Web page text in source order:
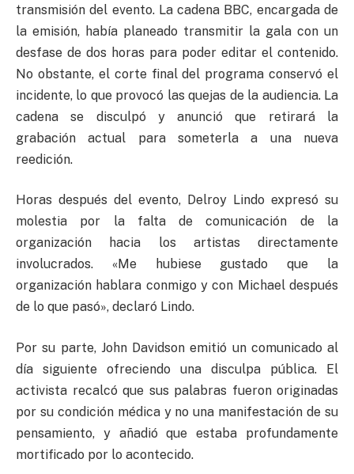
transmisión del evento. La cadena BBC, encargada de
la emisión, había planeado transmitir la gala con un
desfase de dos horas para poder editar el contenido.
No obstante, el corte final del programa conservó el
incidente, lo que provocó las quejas de la audiencia. La
cadena se disculpó y anunció que retirará la
grabación actual para someterla a una nueva
reedición.
Horas después del evento, Delroy Lindo expresó su
molestia por la falta de comunicación de la
organización hacia los artistas directamente
involucrados. «Me hubiese gustado que la
organización hablara conmigo y con Michael después
de lo que pasó», declaró Lindo.
Por su parte, John Davidson emitió un comunicado al
día siguiente ofreciendo una disculpa pública. El
activista recalcó que sus palabras fueron originadas
por su condición médica y no una manifestación de su
pensamiento, y añadió que estaba profundamente
mortificado por lo acontecido.